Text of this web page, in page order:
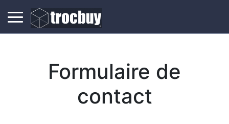
Formulaire de
contact